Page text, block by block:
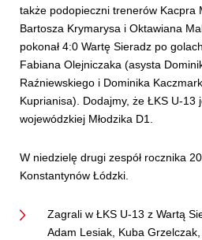
także podopieczni trenerów Kacpra
Bartosza Krymarysa i Oktawiana
pokonał 4:0 Wartę Sieradz po
Fabiana Olejniczaka (asysta
Raźniewskiego i Dominika
Kuprianisa). Dodajmy, że ŁKS U-13
wojewódzkiej Młodzika D1.
W niedzielę drugi zespół rocznika
Konstantynów Łódzki.
Zagrali w ŁKS U-13 z Wartą
Adam Lesiak, Kuba